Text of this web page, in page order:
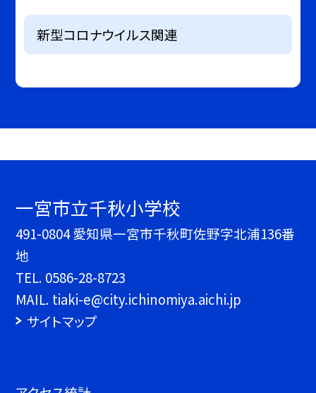
新型コロナウイルス関連
一宮市立千秋小学校
491-0804 愛知県一宮市千秋町佐野字北浦136番
地
TEL. 0586-28-8723
MAIL. tiaki-e@city.ichinomiya.aichi.jp
サイトマップ